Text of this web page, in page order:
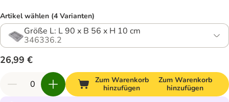
Artikel wählen (4 Varianten)
Größe L: L 90 x B 56 x H 10 cm
346336.2
26,99 €
Zum Warenkorb
hinzufügen
Zum Warenkorb
hinzufügen